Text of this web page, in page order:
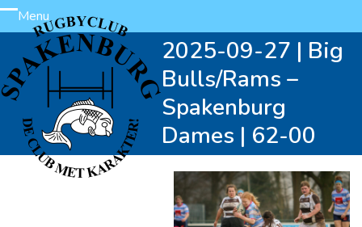
Skip
to
content
Menu
Open
mobile
menu
Close
mobile
menu
2025-09-27 | Big
Bulls/Rams –
Spakenburg
Dames | 62-00